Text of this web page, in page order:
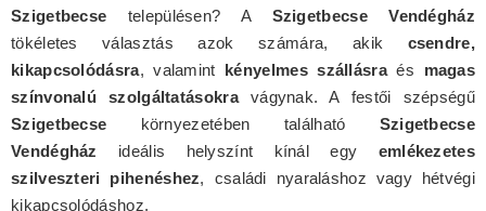
Szigetbecse településen? A Szigetbecse Vendégház
tökéletes választás azok számára, akik csendre,
kikapcsolódásra, valamint kényelmes szállásraés magas
színvonalú szolgáltatásokravágynak. A festői szépségű
Szigetbecse környezetében található Szigetbecse
Vendégház
ideális helyszínt kínál egy emlékezetes
szilveszteri pihenéshez, családi nyaraláshoz vagy hétvégi
kikapcsolódáshoz.